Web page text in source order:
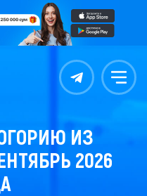
Контакты Меню
ИЗ
2026